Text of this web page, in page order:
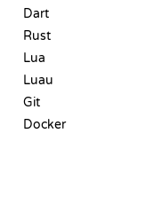
Dart
Rust
Lua
Luau
Git
Docker